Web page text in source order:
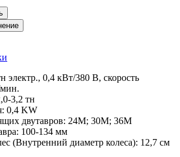
электр., 0,4 кВт/380 В, скорость
3,2 тн
0,4 KW
двутавров: 24М; 30М; 36М
100-134 мм
(Внутренний диаметр колеса): 12,7 см